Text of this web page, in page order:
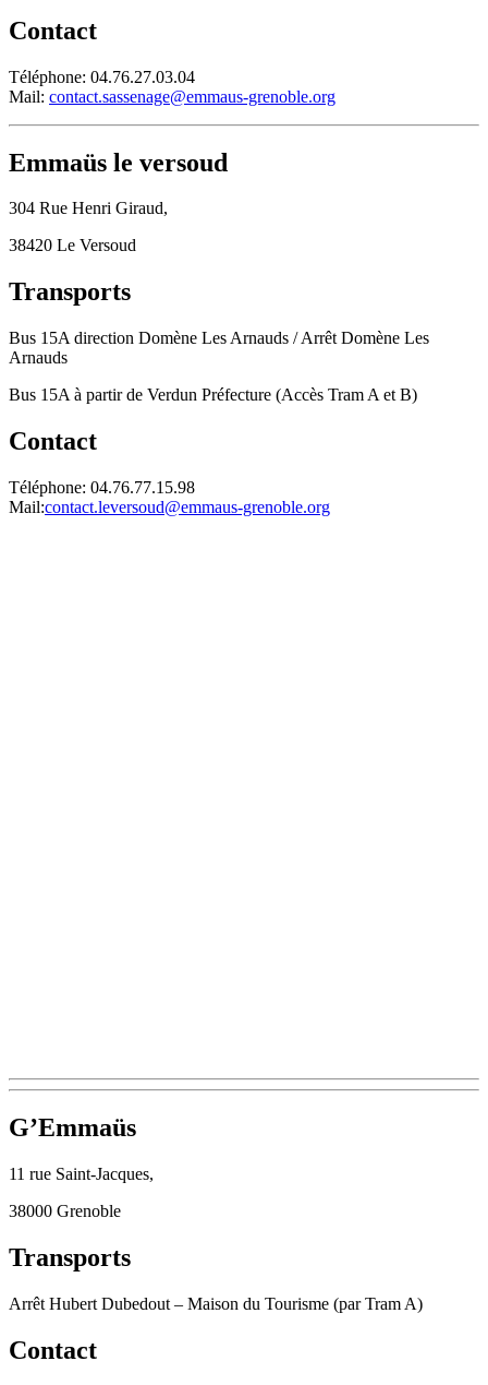
Contact
Téléphone: 04.76.27.03.04
Mail: contact.sassenage@emmaus-grenoble.org
Emmaüs le versoud
304 Rue Henri Giraud,
38420 Le Versoud
Transports
Bus 15A direction Domène Les Arnauds / Arrêt Domène Les
Arnauds
Bus 15A à partir de Verdun Préfecture (Accès Tram A et B)
Contact
Téléphone: 04.76.77.15.98
Mail:contact.leversoud@emmaus-grenoble.org
G’Emmaüs
11 rue Saint-Jacques,
38000 Grenoble
Transports
Arrêt Hubert Dubedout – Maison du Tourisme (par Tram A)
Contact